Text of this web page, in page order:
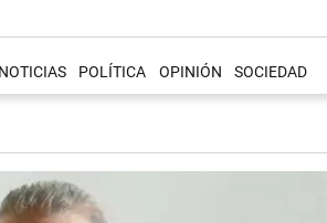
POLÍTICA OPINIÓN SOCIEDAD